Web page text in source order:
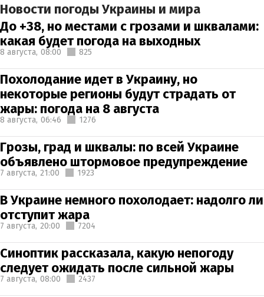
Новости погоды Украины и мира
До +38, но местами с грозами и шквалами:
какая будет погода на выходных
8 августа, 08:00 825
Похолодание идет в Украину, но
некоторые регионы будут страдать от
жары: погода на 8 августа
8 августа, 06:46 1276
Грозы, град и шквалы: по всей Украине
объявлено штормовое предупреждение
7 августа, 21:00 1923
В Украине немного похолодает: надолго ли
отступит жара
7 августа, 20:00 7204
Синоптик рассказала, какую непогоду
следует ожидать после сильной жары
7 августа, 08:00 2437